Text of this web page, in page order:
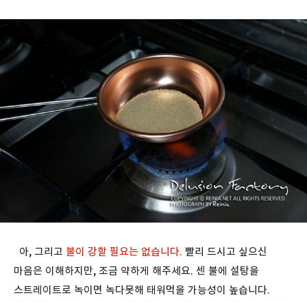
아, 그리고 불이 강할 필요는 없습니다. 빨리 드시고 싶으신
마음은 이해하지만, 조금 약하게 해주세요. 센 불에 설탕을
스트레이트로 녹이면 녹다못해 태워먹을 가능성이 높습니다.